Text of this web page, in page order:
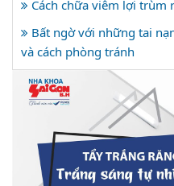
Cách chữa viêm lợi trùm
Bất ngờ với những tai
và cách phòng tránh